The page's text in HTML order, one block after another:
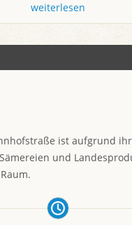
weiterlesen
ist aufgrund
und